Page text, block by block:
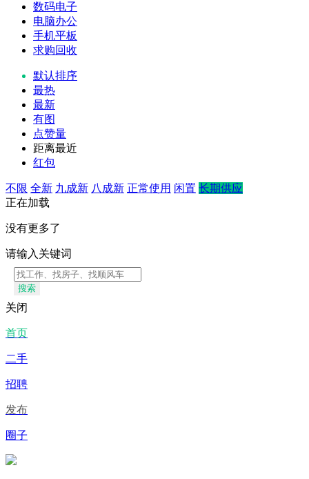
数码电子
电脑办公
手机平板
求购回收
默认排序
最热
最新
有图
点赞量
距离最近
红包
不限 全新 九成新 八成新 正常使用 闲置 长期供应
正在加载
没有更多了
请输入关键词
搜索
关闭
首页
二手
招聘
发布
圈子